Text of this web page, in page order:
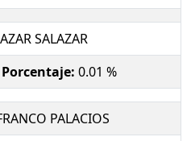
SALAZAR
Porcentaje: 0.01 %
PALACIOS